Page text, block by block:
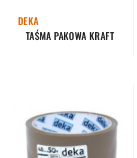
DEKA
TAŚMA PAKOWA KRAFT